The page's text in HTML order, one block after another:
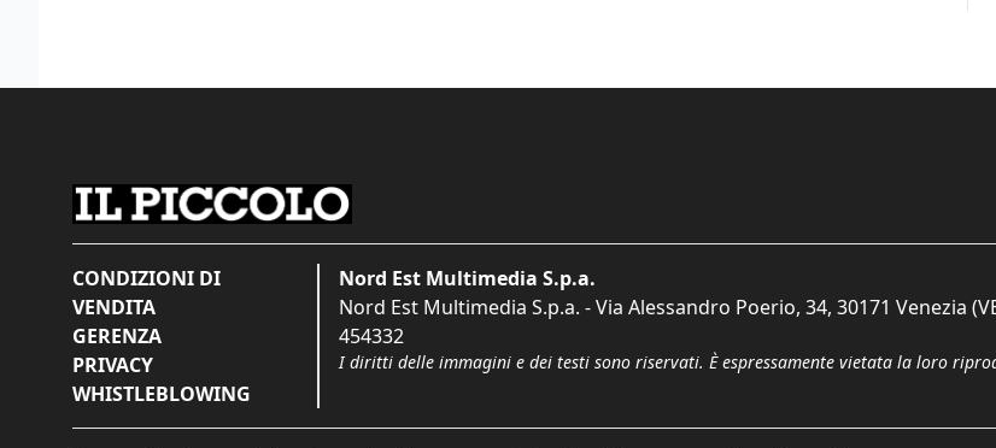
CONDIZIONI DI
VENDITA
GERENZA
PRIVACY
WHISTLEBLOWING
Nord Est Multimedia S.p.a.
Nord Est Multimedia S.p.a. - Via Alessandro Poerio, 34, 30171 Venezia
454332
I diritti delle immagini e dei testi sono riservati. È espressamente vietata la loro